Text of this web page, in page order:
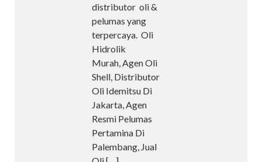
distributor oli &
pelumas yang
terpercaya. Oli
Hidrolik
Murah, Agen Oli
Shell, Distributor
Oli Idemitsu Di
Jakarta, Agen
Resmi Pelumas
Pertamina Di
Palembang, Jual